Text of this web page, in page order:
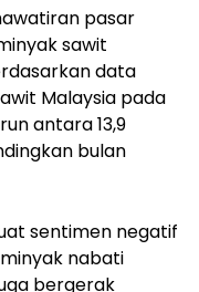
pasar
sawit
data
Malaysia pada
antara 13,9
bulan
sentimen negatif
nabati
bergerak